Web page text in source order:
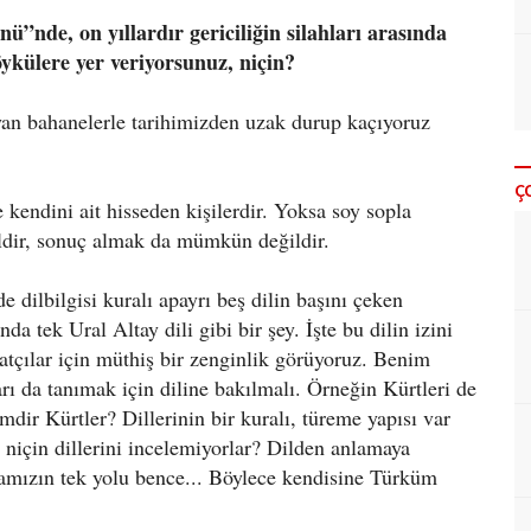
on yıllardır gericiliğin silahları arasında
yer veriyorsunuz, niçin?
bahanelerle tarihimizden uzak durup kaçıyoruz
ait hisseden kişilerdir. Yoksa soy sopla
sonuç almak da mümkün değildir.
kuralı apayrı beş dilin başını çeken
tek Ural Altay dili gibi bir şey. İşte bu dilin izini
için müthiş bir zenginlik görüyoruz. Benim
da tanımak için diline bakılmalı. Örneğin Kürtleri de
Kürtler? Dillerinin bir kuralı, türeme yapısı var
niçin dillerini incelemiyorlar? Dilden anlamaya
tek yolu bence... Böylece kendisine Türküm